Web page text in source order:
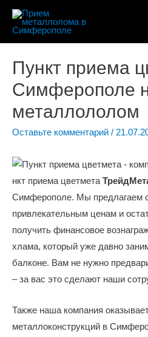
Пункт приема
Симферополе
металлололом
Оставьте комментарий /
нкт приема цветмета
Симферополе. Мы предлагаем
привлекательным ценам и
получить финансовое
хлама, который уже давно
балконе. Вам не нужно
– за вас это сделают наши
Также наша компания
металлоконструкций в